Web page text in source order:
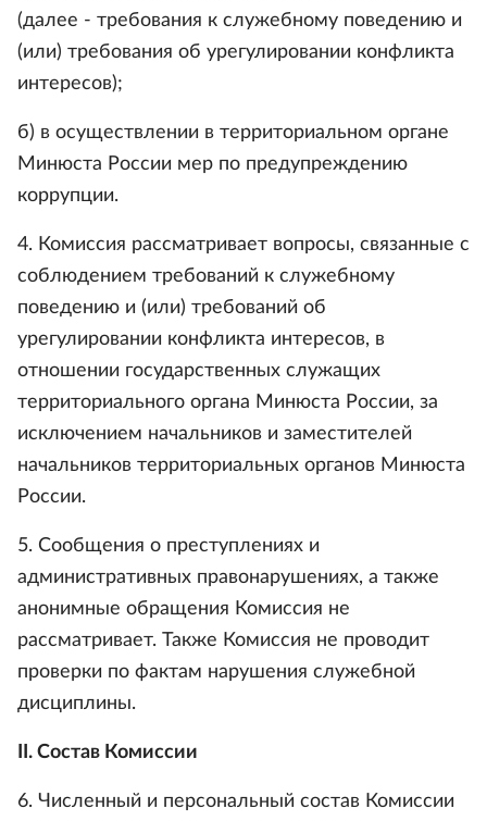
(далее - требования к служебному поведению и
(или) требования об урегулировании конфликта
интересов);
б) в осуществлении в территориальном органе
Минюста России мер по предупреждению
коррупции.
4. Комиссия рассматривает вопросы, связанные с
соблюдением требований к служебному
поведению и (или) требований об
урегулировании конфликта интересов, в
отношении государственных служащих
территориального органа Минюста России, за
исключением начальников и заместителей
начальников территориальных органов Минюста
России.
5. Сообщения о преступлениях и
административных правонарушениях, а также
анонимные обращения Комиссия не
рассматривает. Также Комиссия не проводит
проверки по фактам нарушения служебной
дисциплины.
II. Состав Комиссии
6. Численный и персональный состав Комиссии